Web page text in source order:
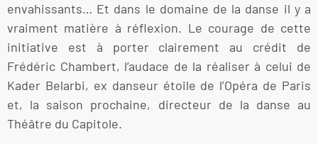
envahissants… Et dans le domaine de la danse il y a
vraiment matière à réflexion. Le courage de cette
initiative est à porter clairement au crédit de
Frédéric Chambert, l’audace de la réaliser à celui de
Kader Belarbi, ex danseur étoile de l’Opéra de Paris
et, la saison prochaine, directeur de la danse au
Théâtre du Capitole.